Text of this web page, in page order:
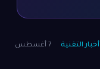
أخبار التقنية 7 أغسطس